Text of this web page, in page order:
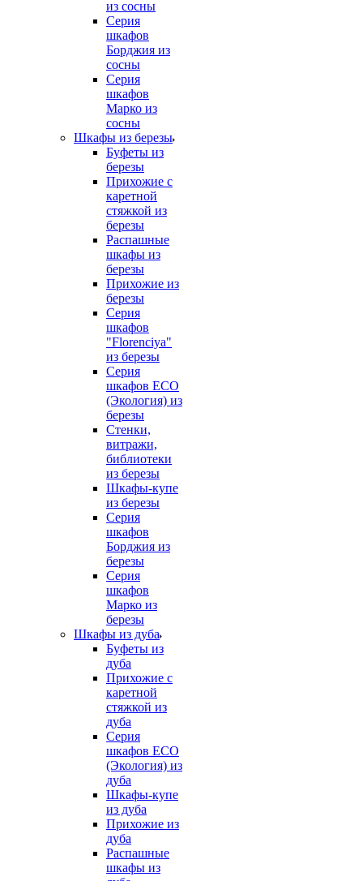
из сосны
Серия
шкафов
Борджия из
сосны
Серия
шкафов
Марко из
сосны
Шкафы из березы
Буфеты из
березы
Прихожие с
каретной
стяжкой из
березы
Распашные
шкафы из
березы
Прихожие из
березы
Серия
шкафов
"Florenciya"
из березы
Серия
шкафов ECO
(Экология) из
березы
Стенки,
витражи,
библиотеки
из березы
Шкафы-купе
из березы
Серия
шкафов
Борджия из
березы
Серия
шкафов
Марко из
березы
Шкафы из дуба
Буфеты из
дуба
Прихожие с
каретной
стяжкой из
дуба
Серия
шкафов ECO
(Экология) из
дуба
Шкафы-купе
из дуба
Прихожие из
дуба
Распашные
шкафы из